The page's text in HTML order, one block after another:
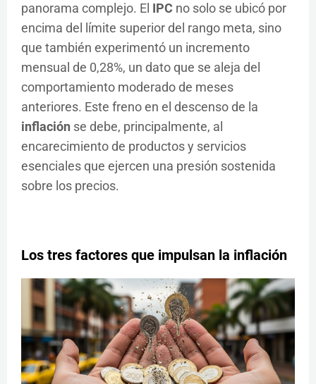
panorama complejo. El IPC no solo se ubicó por
encima del límite superior del rango meta, sino
que también experimentó un incremento
mensual de 0,28%, un dato que se aleja del
comportamiento moderado de meses
anteriores. Este freno en el descenso de la
inflación se debe, principalmente, al
encarecimiento de productos y servicios
esenciales que ejercen una presión sostenida
sobre los precios.
Los tres factores que impulsan la inflación